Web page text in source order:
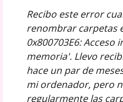
Recibo este error
renombrar carpetas
0x800703E6: Acceso
memoria'. Llevo
hace un par de
mi ordenador, pero
regularmente las